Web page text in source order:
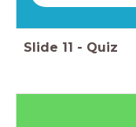
Slide 11 - Quiz